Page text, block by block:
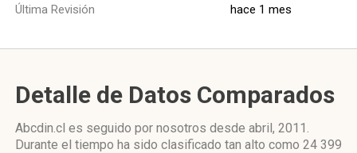
Última Revisión hace 1 mes
Detalle de Datos Comparados
Abcdin.cl es seguido por nosotros desde abril, 2011.
Durante el tiempo ha sido clasificado tan alto como 24 399